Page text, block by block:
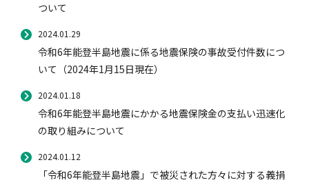
ついて
2024.01.29
令和6年能登半島地震に係る地震保険の事故受付件数につ
いて（2024年1月15日現在）
2024.01.18
令和6年能登半島地震にかかる地震保険金の支払い迅速化
の取り組みについて
2024.01.12
「令和6年能登半島地震」で被災された方々に対する義捐